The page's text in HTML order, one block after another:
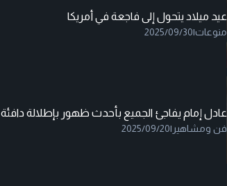
عيد ميلاد يتحول إلى فاجعة في أمريكا
منوعات|
2025/09/30
عادل إمام يفاجئ الجميع بأحدث ظهور بإطلالة دافئة
فن ومشاهير |
2025/09/20